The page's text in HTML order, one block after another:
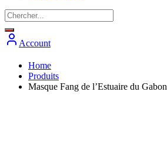
Account
Home
Produits
Masque Fang de l’Estuaire du Gabon